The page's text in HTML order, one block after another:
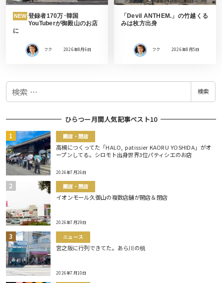
NEW 登録者170万･韓国
YouTuberが御殿山のお店
に
フク 2026年8月6日
「Devil ANTHEM.」の竹越くる
みは枚方出身
フク 2026年8月5日
検
検索
ひらつー月間人気記事ベスト10
開店・閉店
高槻につくってた「HALO, patissier KAORU YOSHIDA」がオ
ープンしてる。シロモト出身世界3位パティシエのお店
2026年7月26日
開店・閉店
イオンモール久御山の複数店舗が開店＆閉店
2026年7月29日
ニュース
宮之阪に行列できてた。あら川の桃
2026年7月10日